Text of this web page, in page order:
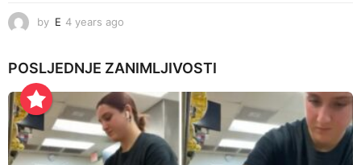
by E 4 years ago
a
s
a
g
POSLJEDNJE ZANIMLJIVOSTI